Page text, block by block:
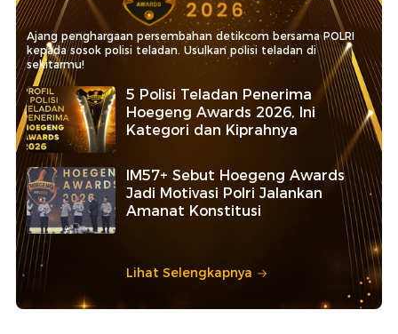
Ajang penghargaan persembahan detikcom bersama POLRI
kepada sosok polisi teladan. Usulkan polisi teladan di
sekitarmu!
5 Polisi Teladan Penerima
Hoegeng Awards 2026, Ini
Kategori dan Kiprahnya
IM57+ Sebut Hoegeng Awards
Jadi Motivasi Polri Jalankan
Amanat Konstitusi
Lihat Selengkapnya